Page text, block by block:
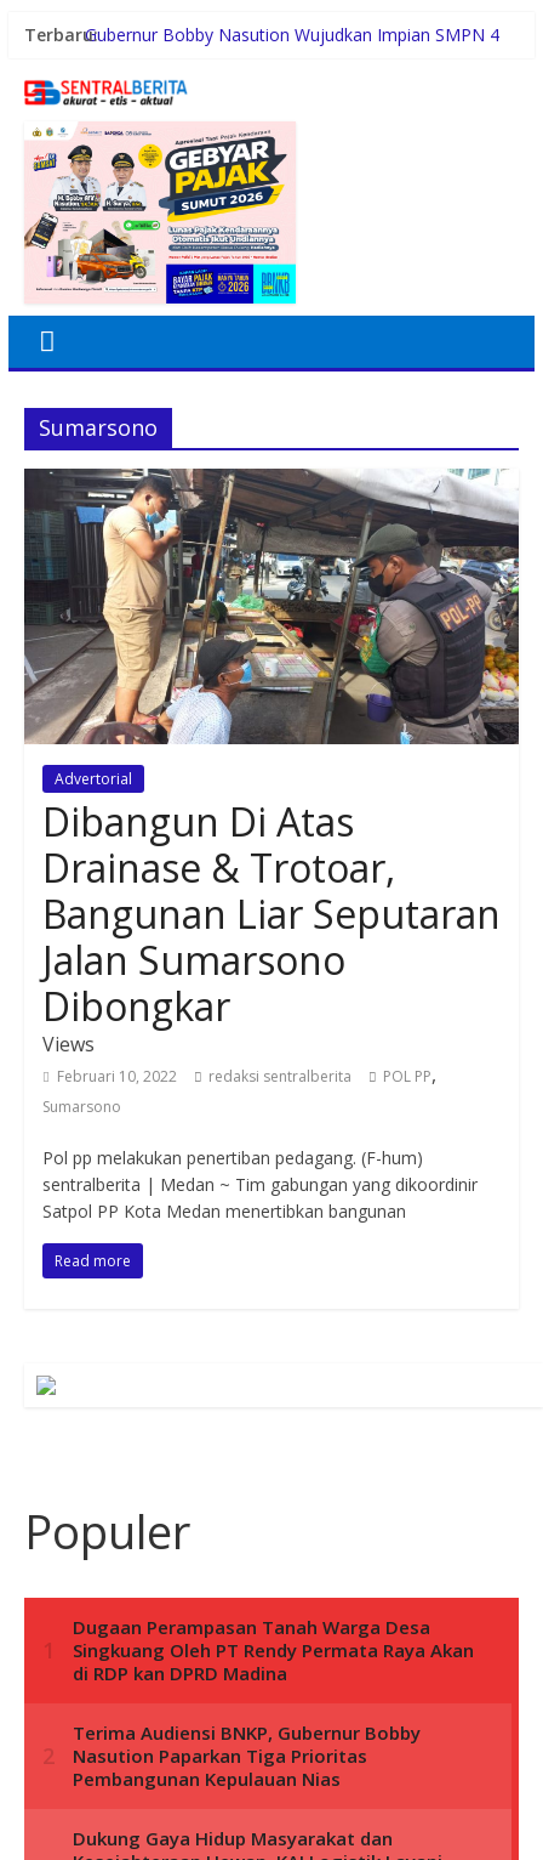
Terbaru:Gubernur Bobby Nasution Wujudkan Impian SMPN 4
Duta Genre Harus Jadi Penggerak Remaja, Rico Waas:
Sutarto Minta Banteng Sumut Merah FC Harumkan
Nama Sumut di Ajang Soekarno Cup 2026
Persiapan HUT RI ke-81, Anggota Paskibra Kecamatan
Idi Tunong Mulai Gelar Latihan Intensif
Satres PPAPPO Polres Karo Ringkus Pemuda
Sumarsono
Advertorial
Dibangun Di Atas
Drainase & Trotoar,
Bangunan Liar Seputaran
Jalan Sumarsono
Dibongkar
Views
Februari 10, 2022 redaksi sentralberita POL PP,
Sumarsono
Pol pp melakukan penertiban pedagang. (F-hum)
sentralberita | Medan ~ Tim gabungan yang dikoordinir
Satpol PP Kota Medan menertibkan bangunan
Read more
Populer